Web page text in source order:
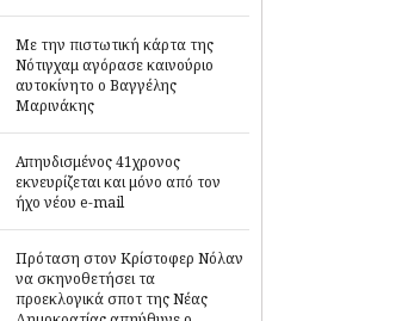
Με την πιστωτική κάρτα της
Νότιγχαμ αγόρασε καινούριο
αυτοκίνητο ο Βαγγέλης
Μαρινάκης
Απηυδισμένος 41χρονος
εκνευρίζεται και μόνο από τον
ήχο νέου e-mail
Πρόταση στον Κρίστοφερ Νόλαν
να σκηνοθετήσει τα
προεκλογικά σποτ της Νέας